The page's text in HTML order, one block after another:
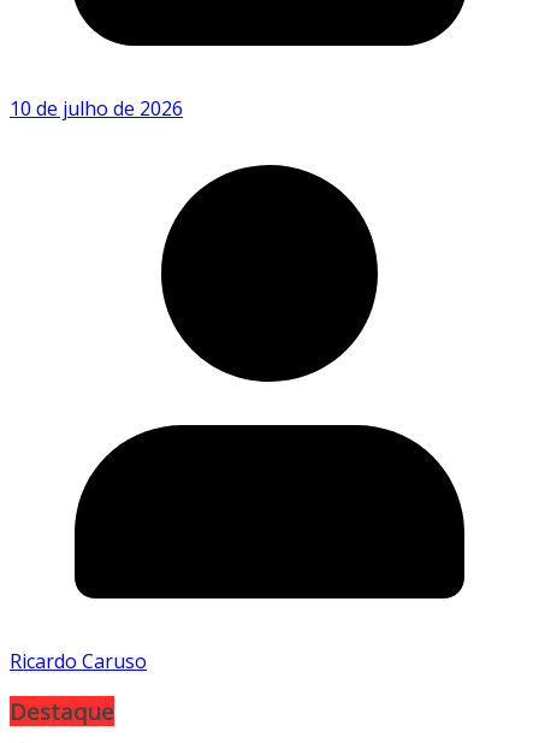
10 de julho de 2026
Ricardo Caruso
Destaque